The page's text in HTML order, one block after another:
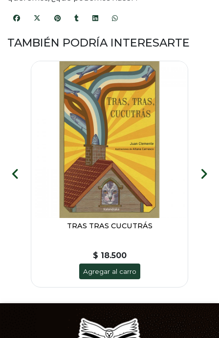
TAMBIÉN PODRÍA INTERESARTE
TRAS TRAS CUCUTRÁS
$ 18.500
Agregar al carro